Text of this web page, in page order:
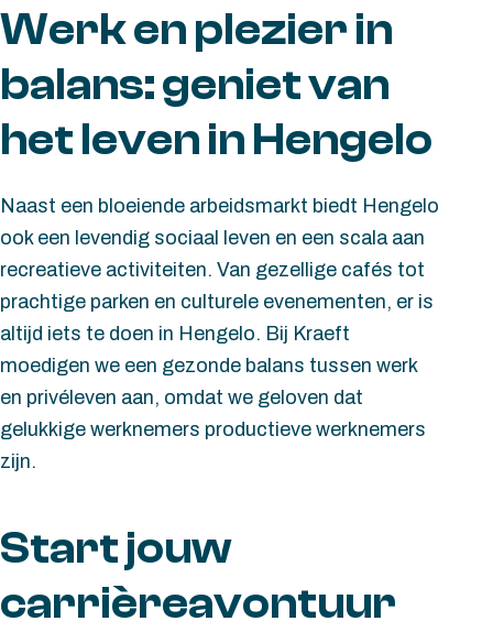
Werk en plezier in
balans: geniet van
het leven in Hengelo
Naast een bloeiende arbeidsmarkt biedt Hengelo
ook een levendig sociaal leven en een scala aan
recreatieve activiteiten. Van gezellige cafés tot
prachtige parken en culturele evenementen, er is
altijd iets te doen in Hengelo. Bij Kraeft
moedigen we een gezonde balans tussen werk
en privéleven aan, omdat we geloven dat
gelukkige werknemers productieve werknemers
zijn.
Start jouw
carrièreavontuur